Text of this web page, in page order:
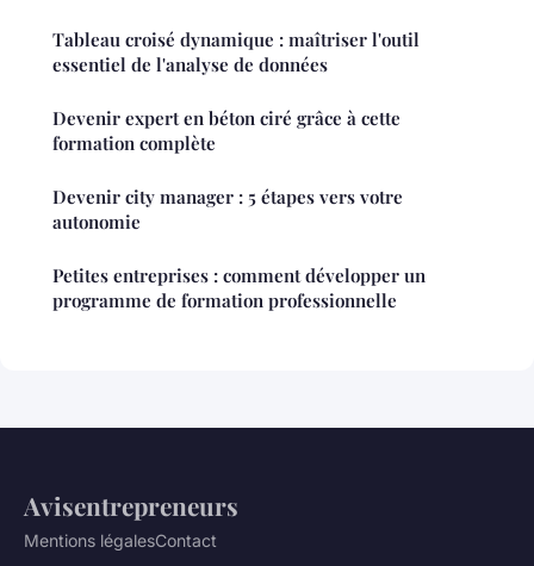
Tableau croisé dynamique : maîtriser l'outil
essentiel de l'analyse de données
Devenir expert en béton ciré grâce à cette
formation complète
Devenir city manager : 5 étapes vers votre
autonomie
Petites entreprises : comment développer un
programme de formation professionnelle
Avisentrepreneurs
Mentions légalesContact